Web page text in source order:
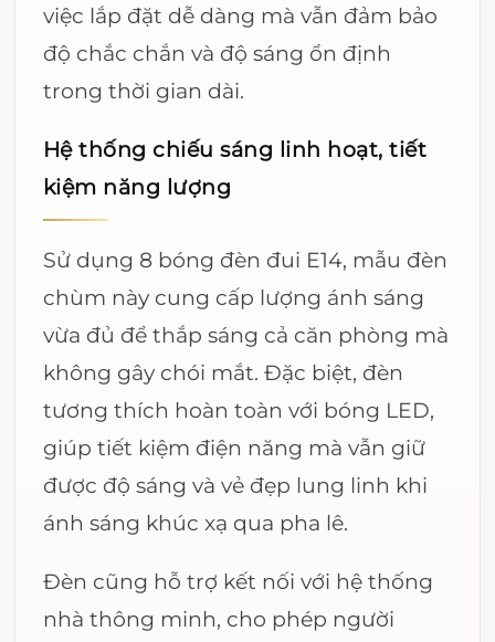
việc lắp đặt dễ dàng mà vẫn đảm bảo
độ chắc chắn và độ sáng ổn định
trong thời gian dài.
Hệ thống chiếu sáng linh hoạt, tiết
kiệm năng lượng
Sử dụng 8 bóng đèn đui E14, mẫu đèn
chùm này cung cấp lượng ánh sáng
vừa đủ để thắp sáng cả căn phòng mà
không gây chói mắt. Đặc biệt, đèn
tương thích hoàn toàn với bóng LED,
giúp tiết kiệm điện năng mà vẫn giữ
được độ sáng và vẻ đẹp lung linh khi
ánh sáng khúc xạ qua pha lê.
Đèn cũng hỗ trợ kết nối với hệ thống
nhà thông minh, cho phép người